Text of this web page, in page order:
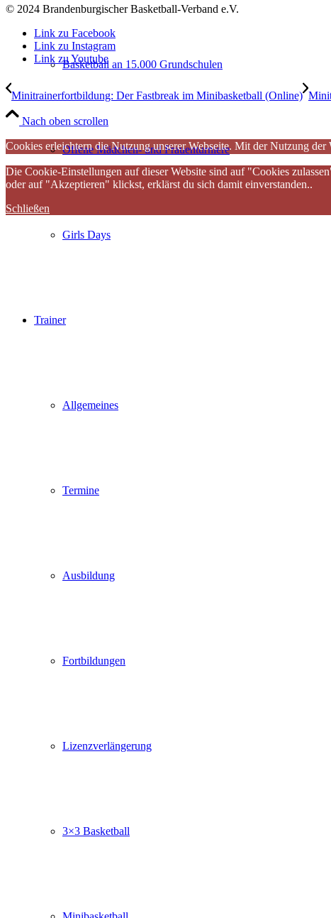
Basketball an 15.000 Grundschulen
Offene Mädchen- und Frauenturniere
Girls Days
Trainer
Allgemeines
Termine
Ausbildung
Fortbildungen
Lizenzverlängerung
3×3 Basketball
© 2024 Brandenburgischer Basketball-Verband e.V.
Link zu Facebook
Link zu Instagram
Link zu Youtube
Minitrainerfortbildung: Der Fastbreak im Minibasketball (Online)
Nach oben scrollen
Cookies erleichtern die Nutzung unserer Webseite. Mit der Nutzung der
Die Cookie-Einstellungen auf dieser Website sind auf "Cookies
oder auf "Akzeptieren" klickst, erklärst du sich damit einverstanden..
Schließen